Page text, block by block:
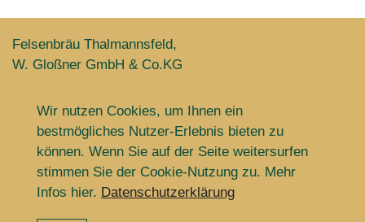
Felsenbräu Thalmannsfeld,
W. Gloßner GmbH & Co.KG
Telefon 09147/94266
Wir nutzen Cookies, um Ihnen ein
bestmögliches Nutzer-Erlebnis bieten zu
können. Wenn Sie auf der Seite weitersurfen
stimmen Sie der Cookie-Nutzung zu. Mehr
Infos hier. Datenschutzerklärung